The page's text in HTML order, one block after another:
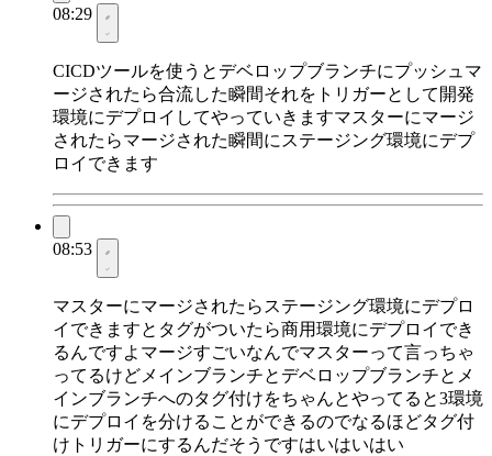
08:29
CICDツールを使うとデベロップブランチにプッシュマ
ージされたら合流した瞬間それをトリガーとして開発
環境にデプロイしてやっていきますマスターにマージ
されたらマージされた瞬間にステージング環境にデプ
ロイできます
08:53
マスターにマージされたらステージング環境にデプロ
イできますとタグがついたら商用環境にデプロイでき
るんですよマージすごいなんでマスターって言っちゃ
ってるけどメインブランチとデベロップブランチとメ
インブランチへのタグ付けをちゃんとやってると3環境
にデプロイを分けることができるのでなるほどタグ付
けトリガーにするんだそうですはいはいはい